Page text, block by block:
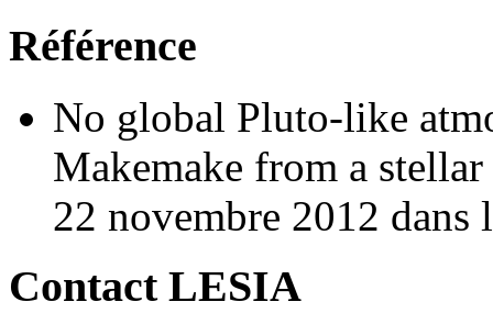
Référence
No global Pluto-like
Makemake from a
22 novembre 2012 dans
Contact LESIA